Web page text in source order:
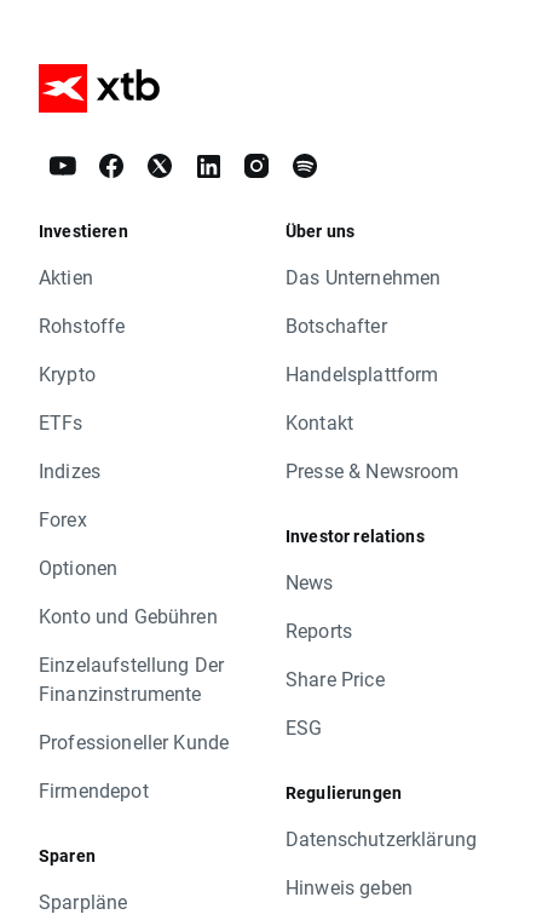
Investieren
Aktien
Rohstoffe
Krypto
ETFs
Indizes
Forex
Optionen
Konto und Gebühren
Einzelaufstellung Der
Finanzinstrumente
Professioneller Kunde
Firmendepot
Sparen
Sparpläne
Über uns
Das Unternehmen
Botschafter
Handelsplattform
Kontakt
Presse & Newsroom
Investor relations
News
Reports
Share Price
ESG
Regulierungen
Datenschutzerklärung
Hinweis geben